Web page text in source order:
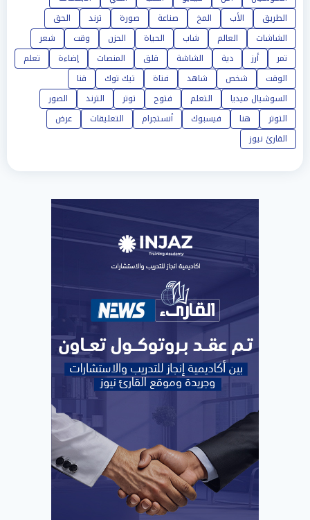
الطريق
الأب المخ صناعة صورة ترند
الحق
الشاشات
العالم شاب الحياة الحزن وقت
شعر
تمر
أرز دية الشاشة قلق المنصات إضاءة
تعلم
الوقت
شخص شاهد فتاة تيك توك
قنا
السوشيال ميديا
التعلم فتوح توتر الترند
الصور
التوتر
هنا فيسبوك أنستجرام التعليقات
عرض
القارئ نيوز